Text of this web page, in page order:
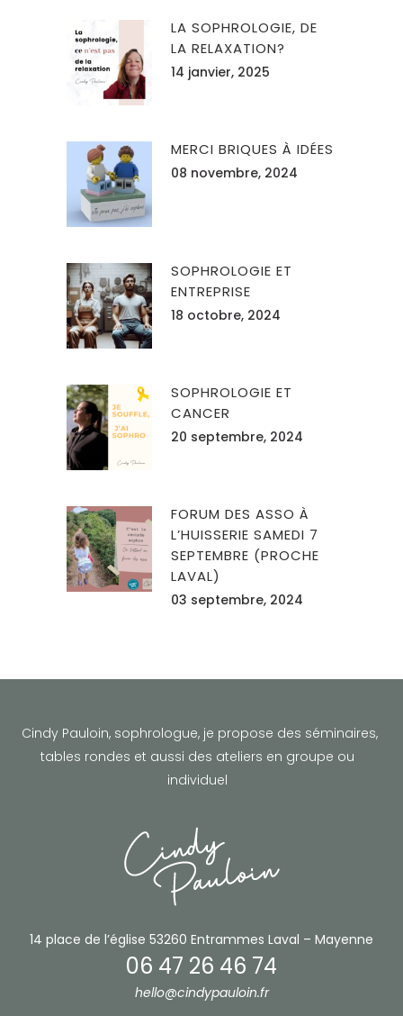
LA SOPHROLOGIE, DE
LA RELAXATION?
14 janvier, 2025
MERCI BRIQUES À IDÉES
08 novembre, 2024
SOPHROLOGIE ET
ENTREPRISE
18 octobre, 2024
SOPHROLOGIE ET
CANCER
20 septembre, 2024
FORUM DES ASSO À
L’HUISSERIE SAMEDI 7
SEPTEMBRE (PROCHE
LAVAL)
03 septembre, 2024
Cindy Pauloin, sophrologue, je propose des séminaires,
tables rondes et aussi des ateliers en groupe ou
individuel
14 place de l’église 53260 Entrammes Laval – Mayenne
06 47 26 46 74
hello@cindypauloin.fr